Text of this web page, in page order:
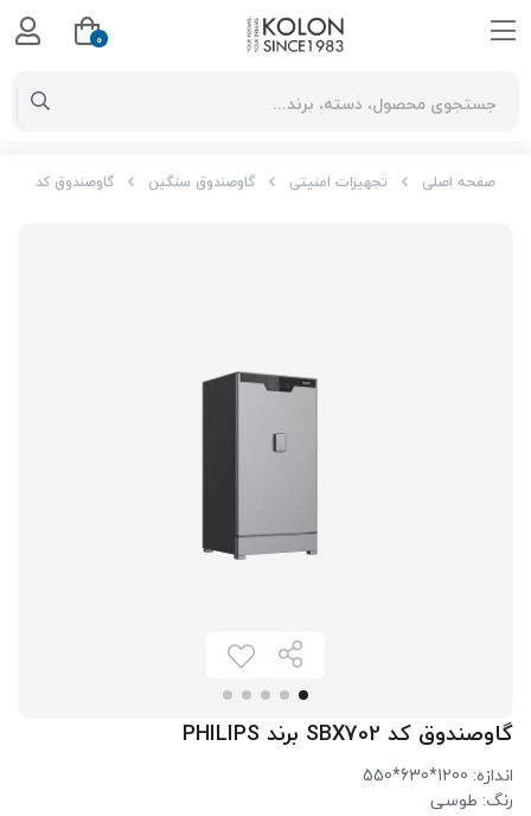
صفحه اصلی تجهیزات امنیتی گاوصندوق سنگین گاوصندوق کد SBX702 برند PHILIPS
گاوصندوق کد SBX702 برند PHILIPS
اندازه: 1200*630*550
رنگ: طوسی
0